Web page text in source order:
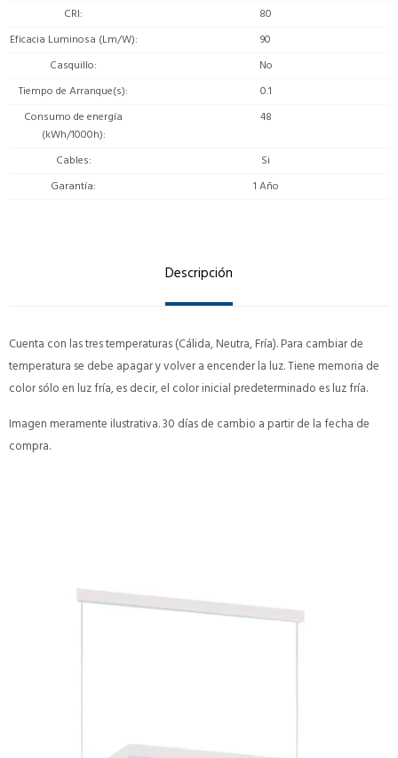
CRI
80
Eficacia Luminosa (Lm/W)
90
Casquillo
No
Tiempo de Arranque(s)
0.1
Consumo de energía
(kWh/1000h)
48
Cables
Si
Garantía
1 Año
Descripción
Cuenta con las tres temperaturas (Cálida, Neutra, Fría). Para cambiar de
temperatura se debe apagar y volver a encender la luz. Tiene memoria de
color sólo en luz fría, es decir, el color inicial predeterminado es luz fría.
Imagen meramente ilustrativa. 30 días de cambio a partir de la fecha de
compra.